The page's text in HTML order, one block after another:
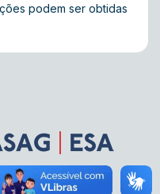
podem ser obtidas